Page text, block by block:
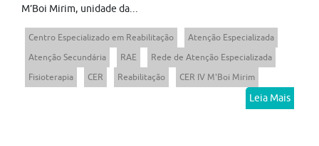
M’Boi Mirim, unidade da...
Centro Especializado em Reabilitação
Atenção Especializada
Atenção Secundária
RAE
Rede de Atenção Especializada
Fisioterapia
CER Reabilitação CER IV M'Boi Mirim
Leia Mais